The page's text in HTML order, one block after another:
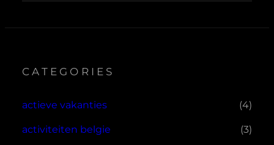
CATEGORIES
actieve vakanties (4)
activiteiten belgie (3)